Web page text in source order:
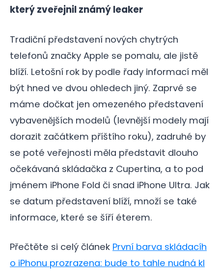
který zveřejnil známý leaker
Tradiční představení nových chytrých
telefonů značky Apple se pomalu, ale jistě
blíží. Letošní rok by podle řady informací měl
být hned ve dvou ohledech jiný. Zaprvé se
máme dočkat jen omezeného představení
vybavenějších modelů (levnější modely mají
dorazit začátkem příštího roku), zadruhé by
se poté veřejnosti měla představit dlouho
očekávaná skládačka z Cupertina, a to pod
jménem iPhone Fold či snad iPhone Ultra. Jak
se datum představení blíží, množí se také
informace, které se šíří éterem.
Přečtěte si celý článek První barva skládacíh
o iPhonu prozrazena: bude to tahle nudná kl